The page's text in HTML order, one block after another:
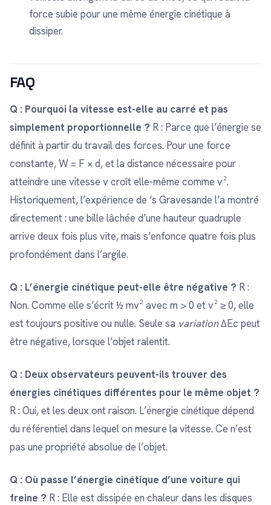
force subie pour une même énergie cinétique à
dissiper.
FAQ
Q : Pourquoi la vitesse est-elle au carré et pas
simplement proportionnelle ? R : Parce que l’énergie se
définit à partir du travail des forces. Pour une force
constante, W = F × d, et la distance nécessaire pour
atteindre une vitesse v croît elle-même comme v².
Historiquement, l’expérience de ‘s Gravesande l’a montré
directement : une bille lâchée d’une hauteur quadruple
arrive deux fois plus vite, mais s’enfonce quatre fois plus
profondément dans l’argile.
Q : L’énergie cinétique peut-elle être négative ? R :
Non. Comme elle s’écrit ½ mv² avec m > 0 et v² ≥ 0, elle
est toujours positive ou nulle. Seule sa variationΔEc peut
être négative, lorsque l’objet ralentit.
Q : Deux observateurs peuvent-ils trouver des
énergies cinétiques différentes pour le même objet ?
R : Oui, et les deux ont raison. L’énergie cinétique dépend
du référentiel dans lequel on mesure la vitesse. Ce n’est
pas une propriété absolue de l’objet.
Q : Où passe l’énergie cinétique d’une voiture qui
freine ? R : Elle est dissipée en chaleur dans les disques